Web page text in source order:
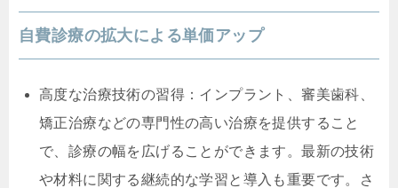
自費診療の拡大による単価アップ
高度な治療技術の習得：インプラント、審美歯科、
矯正治療などの専門性の高い治療を提供すること
で、診療の幅を広げることができます。最新の技術
や材料に関する継続的な学習と導入も重要です。さ